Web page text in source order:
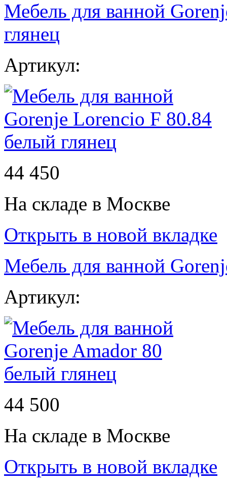
Мебель для ванной
глянец
Артикул:
44 450
На складе в Москве
Открыть в новой вкладке
Мебель для ванной
Артикул:
44 500
На складе в Москве
Открыть в новой вкладке